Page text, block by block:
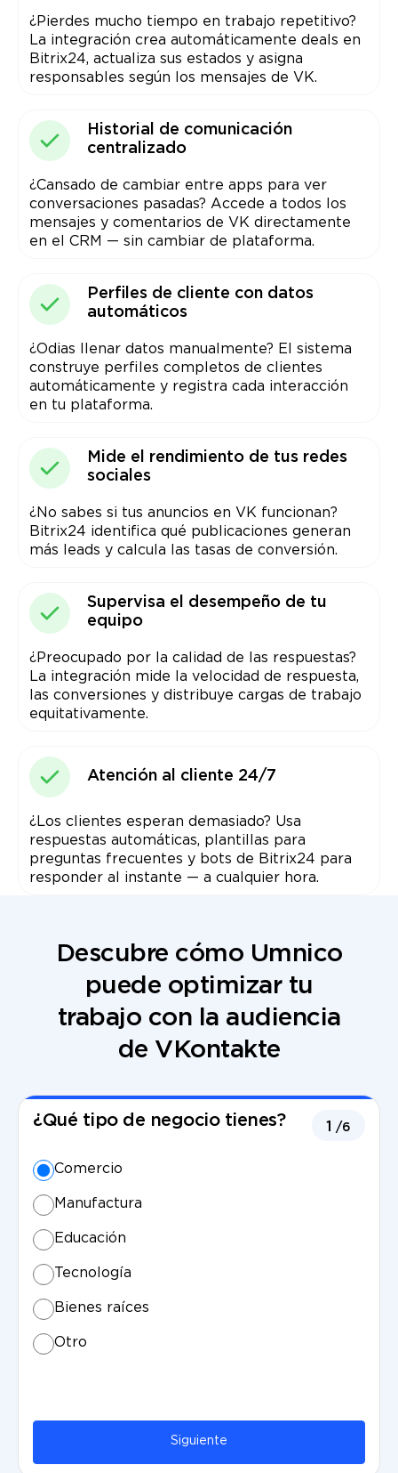
¿Pierdes mucho tiempo en trabajo repetitivo?
La integración crea automáticamente deals en
Bitrix24, actualiza sus estados y asigna
responsables según los mensajes de VK.
Historial de comunicación
centralizado
¿Cansado de cambiar entre apps para ver
conversaciones pasadas? Accede a todos los
mensajes y comentarios de VK directamente
en el CRM — sin cambiar de plataforma.
Perfiles de cliente con datos
automáticos
¿Odias llenar datos manualmente? El sistema
construye perfiles completos de clientes
automáticamente y registra cada interacción
en tu plataforma.
Mide el rendimiento de tus redes
sociales
¿No sabes si tus anuncios en VK funcionan?
Bitrix24 identifica qué publicaciones generan
más leads y calcula las tasas de conversión.
Supervisa el desempeño de tu
equipo
¿Preocupado por la calidad de las respuestas?
La integración mide la velocidad de respuesta,
las conversiones y distribuye cargas de trabajo
equitativamente.
Atención al cliente 24/7
¿Los clientes esperan demasiado? Usa
respuestas automáticas, plantillas para
preguntas frecuentes y bots de Bitrix24 para
responder al instante — a cualquier hora.
Descubre cómo Umnico
puede optimizar tu
trabajo con la audiencia
de VKontakte
¿Qué tipo de negocio tienes? 1 /6
Comercio
Manufactura
Educación
Tecnología
Bienes raíces
Otro
Siguiente